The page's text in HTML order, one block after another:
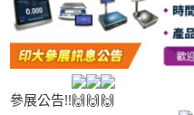
參展公告!!